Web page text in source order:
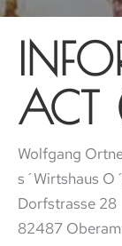
ACT
Wolfgang
s´Wirtshaus
Dorfstrasse 28
82487